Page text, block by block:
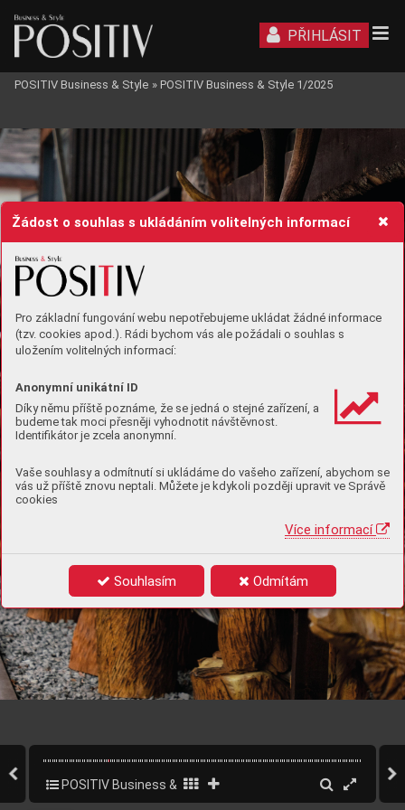
Žádost o souhlas s ukládáním volitelných informací
Pro základní fungování webu nepotřebujeme ukládat žádné informace
(tzv. cookies apod.). Rádi bychom vás ale požádali o souhlas s
uložením volitelných informací:
Anonymní unikátní ID
Díky němu příště poznáme, že se jedná o stejné zařízení, a
budeme tak moci přesněji vyhodnotit návštěvnost.
Identifikátor je zcela anonymní.
Vaše souhlasy a odmítnutí si ukládáme do vašeho zařízení, abychom se
vás už příště znovu neptali. Můžete je kdykoli později upravit ve Správě
cookies
Více informací
Souhlasím Odmítám
www.posiv.cz
BUSINESS INTER
PŘIHLÁSIT
POSITIV Business & Style » POSITIV Business & Style 1/2025
POSITIV Business & Style 1/2025